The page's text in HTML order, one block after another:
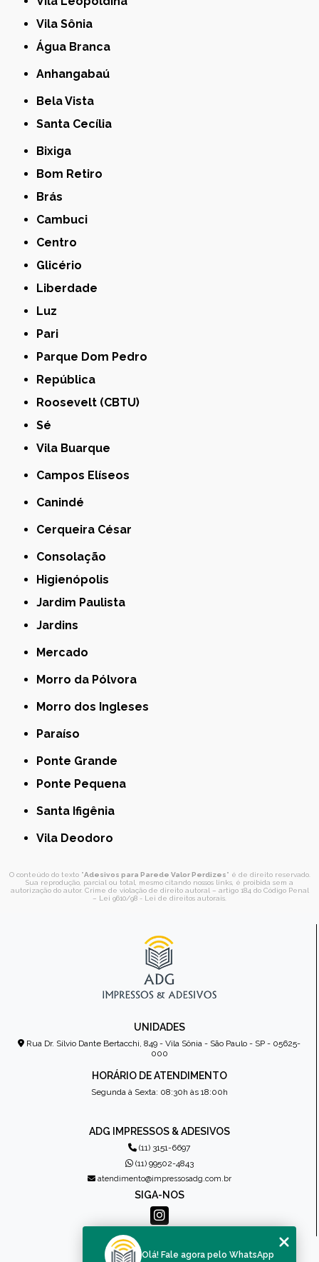
Vila Sônia
Água Branca
Anhangabaú
Bela Vista
Santa Cecília
Bixiga
Bom Retiro
Brás
Cambuci
Centro
Glicério
Liberdade
Luz
Pari
Parque Dom Pedro
República
Roosevelt (CBTU)
Sé
Vila Buarque
Campos Elíseos
Canindé
Cerqueira César
Consolação
Higienópolis
Jardim Paulista
Jardins
Mercado
Morro da Pólvora
Morro dos Ingleses
Paraíso
Ponte Grande
Ponte Pequena
Santa Ifigênia
Vila Deodoro
O conteúdo do texto "Adesivos para Parede Valor Perdizes" é de direito reservado.
Sua reprodução, parcial ou total, mesmo citando nossos links, é proibida sem a
autorização do autor. Crime de violação de direito autoral – artigo 184 do Código Penal
– Lei 9610/98 - Lei de direitos autorais
UNIDADES
Rua Dr. Sílvio Dante Bertacchi, 849 - Vila Sônia - São Paulo - SP - 05625-
000
HORÁRIO DE ATENDIMENTO
Segunda à Sexta: 08:30h às 18:00h
ADG IMPRESSOS & ADESIVOS
(11) 3151-6697
(11) 99502-4843
atendimento@impressosadg.com.br
SIGA-NOS
MENU
Olá! Fale agora pelo WhatsApp